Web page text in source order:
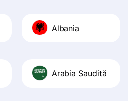
Albania
Arabia Saudită